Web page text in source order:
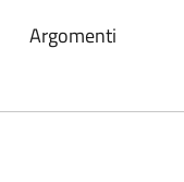
Argomenti